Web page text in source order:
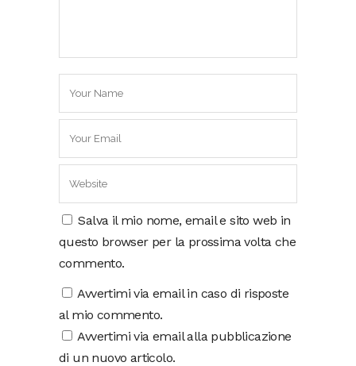
Salva il mio nome, email e sito web in
questo browser per la prossima volta che
commento.
Avvertimi via email in caso di risposte
al mio commento.
Avvertimi via email alla pubblicazione
di un nuovo articolo.